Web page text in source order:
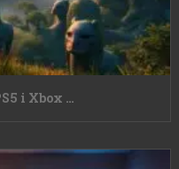
i Xbox …